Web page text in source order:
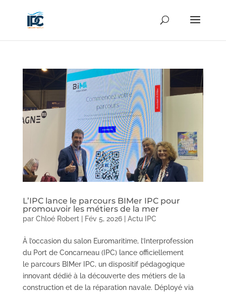
L’IPC lance le parcours BIMer IPC pour
promouvoir les métiers de la mer
par Chloé Robert| Fév 5, 2026| Actu IPC
À l’occasion du salon Euromaritime, l’Interprofession
du Port de Concarneau (IPC) lance officiellement
le parcours BIMer IPC, un dispositif pédagogique
innovant dédié à la découverte des métiers de la
construction et de la réparation navale. Déployé via